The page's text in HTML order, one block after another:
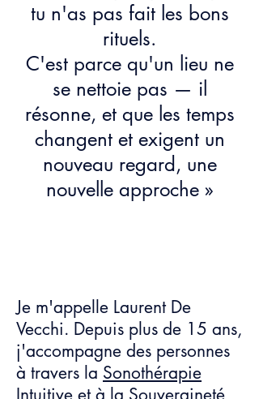
tu n'as pas fait les bons
rituels.
C'est parce qu'un lieu ne
se nettoie pas — il
résonne, et que les temps
changent et exigent un
nouveau regard, une
nouvelle approche »
Je m'appelle Laurent De
Vecchi. Depuis plus de 15 ans,
j'accompagne des personnes
à travers la Sonothérapie
Intuitive et à la Souveraineté